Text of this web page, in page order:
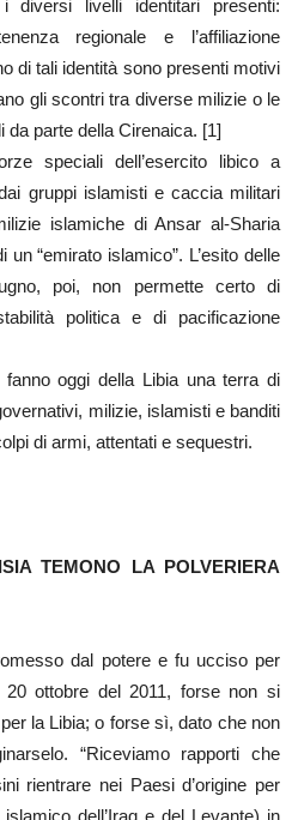
diversi livelli identitari presenti:
regionale e l’affiliazione
di tali identità sono presenti motivi
gli scontri tra diverse milizie o le
da parte della Cirenaica. [1]
speciali dell’esercito libico a
gruppi islamisti e caccia militari
islamiche di Ansar al-Sharia
un “emirato islamico”. L’esito delle
poi, non permette certo di
politica e di pacificazione
oggi della Libia una terra di
milizie, islamisti e banditi
di armi, attentati e sequestri.
TEMONO LA POLVERIERA
dal potere e fu ucciso per
ottobre del 2011, forse non si
la Libia; o forse sì, dato che non
“Riceviamo rapporti che
rientrare nei Paesi d’origine per
dell’Iraq e del Levante) in